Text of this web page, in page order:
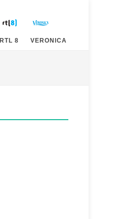
RTL 8 VERONICA